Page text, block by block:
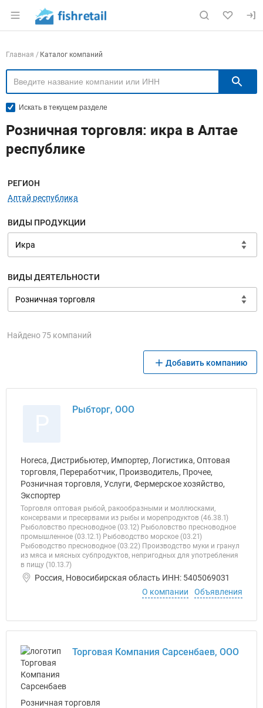
Раздел навигации по сайту fishretail.ru
Навигация по компаниям
Главная Каталог компаний
Искать в текущем разделе
Розничная торговля: икра в Алтае
республике
Меню навигации
РЕГИОН
Алтай республика
ВИДЫ ПРОДУКЦИИ
ВИДЫ ДЕЯТЕЛЬНОСТИ
Найдено 75 компаний
Добавить компанию
Рыбторг, ООО
Horeca, Дистрибьютер, Импортер, Логистика, Оптовая
торговля, Переработчик, Производитель, Прочее,
Розничная торговля, Услуги, Фермерское хозяйство,
Экспортер
Торговля оптовая рыбой, ракообразными и моллюсками,
консервами и пресервами из рыбы и морепродуктов (46.38.1)
Рыболовство пресноводное (03.12) Рыболовство пресноводное
промышленное (03.12.1) Рыбоводство морское (03.21)
Рыбоводство пресноводное (03.22) Производство муки и гранул
из мяса и мясных субпродуктов, непригодных для употребления
в пищу (10.13.7)
Россия, Новосибирская область ИНН: 5405069031
О компании
Объявления
Торговая Компания Сарсенбаев, ООО
Розничная торговля